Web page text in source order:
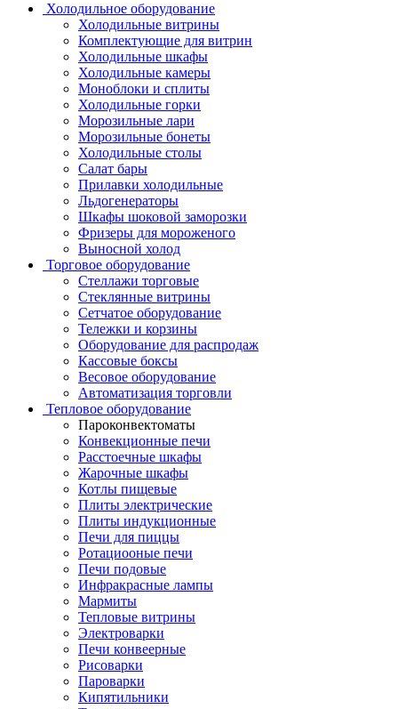
Холодильное оборудование
Холодильные витрины
Комплектующие для витрин
Холодильные шкафы
Холодильные камеры
Моноблоки и сплиты
Холодильные горки
Морозильные лари
Морозильные бонеты
Холодильные столы
Салат бары
Прилавки холодильные
Льдогенераторы
Шкафы шоковой заморозки
Фризеры для мороженого
Выносной холод
Торговое оборудование
Стеллажи торговые
Стеклянные витрины
Сетчатое оборудование
Тележки и корзины
Оборудование для распродаж
Кассовые боксы
Весовое оборудование
Автоматизация торговли
Тепловое оборудование
Пароконвектоматы
Конвекционные печи
Расстоечные шкафы
Жарочные шкафы
Котлы пищевые
Плиты электрические
Плиты индукционные
Печи для пиццы
Ротациооные печи
Печи подовые
Инфракрасные лампы
Мармиты
Тепловые витрины
Электроварки
Печи конвеерные
Рисоварки
Пароварки
Кипятильники